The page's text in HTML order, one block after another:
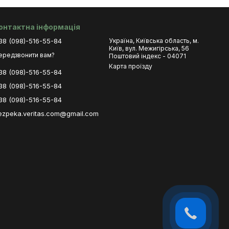
інформація
(098)-516-55-84
вам?
(098)-516-55-84
(098)-516-55-84
(098)-516-55-84
Україна, Київська область, м.
Київ, вул. Межигірська, 56
Поштовий індекс - 04071
Карта проїзду